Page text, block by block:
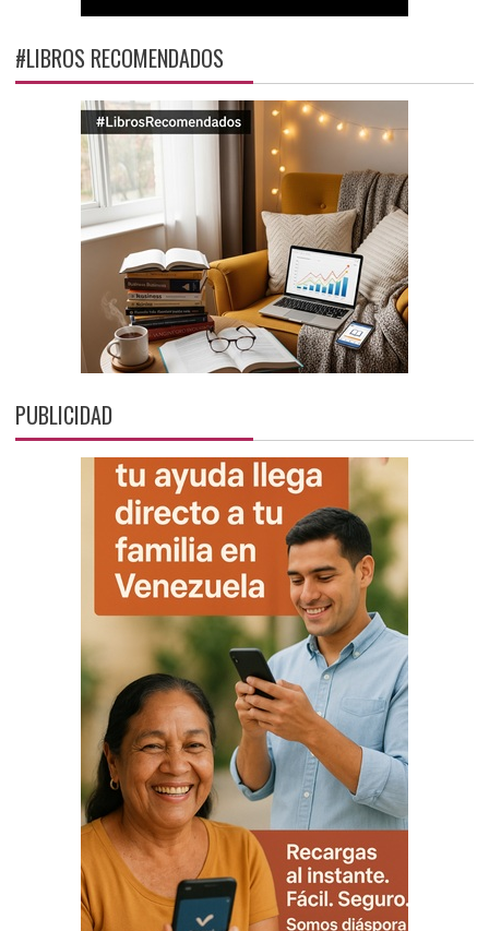
#LIBROS RECOMENDADOS
PUBLICIDAD